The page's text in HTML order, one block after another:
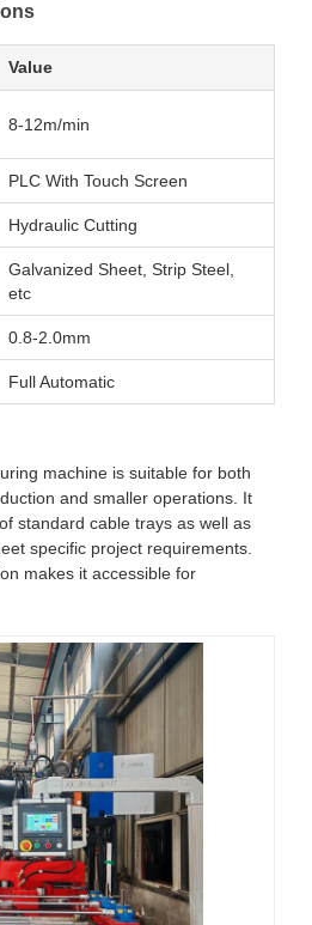
Value
8-12m/min
PLC With Touch Screen
Hydraulic Cutting
Galvanized Sheet, Strip Steel,
etc
0.8-2.0mm
Full Automatic
machine is suitable for both
and smaller operations. It
standard cable trays as well as
specific project requirements.
makes it accessible for